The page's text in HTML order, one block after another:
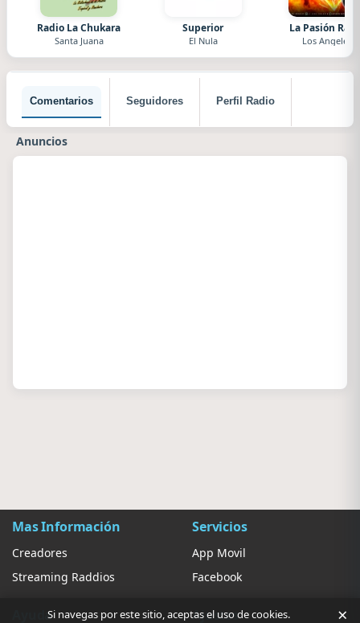
Radio La Chukara
Santa Juana
Superior
El Nula
La Pasión
Los Angeles
Comentarios Seguidores Perfil Radio
Anuncios
Mas Información
Creadores
Streaming Raddios
Servicios
App Movil
Facebook
Ayuda Ajustes
Si navegas por este sitio, aceptas el uso de cookies. ×